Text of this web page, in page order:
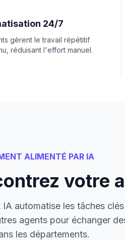
24/7
gèrent le travail répétitif
réduisant l'effort manuel.
ALIMENTÉ PAR IA
votre
IA automatise les tâches
agents pour échanger
les départements.